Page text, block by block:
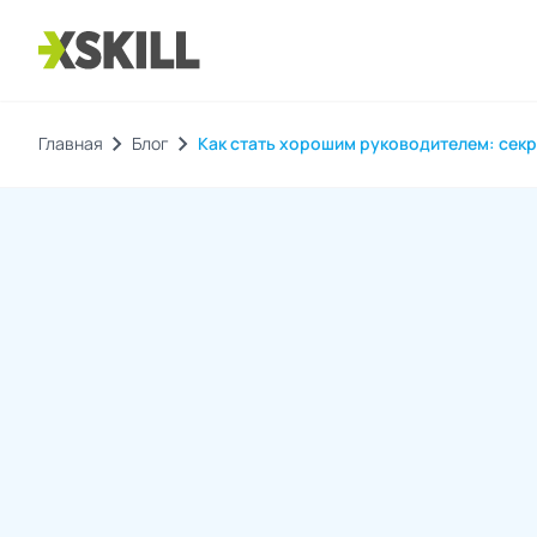
Главная chevron_right Блог chevron_right Как стать хорошим руководителем: